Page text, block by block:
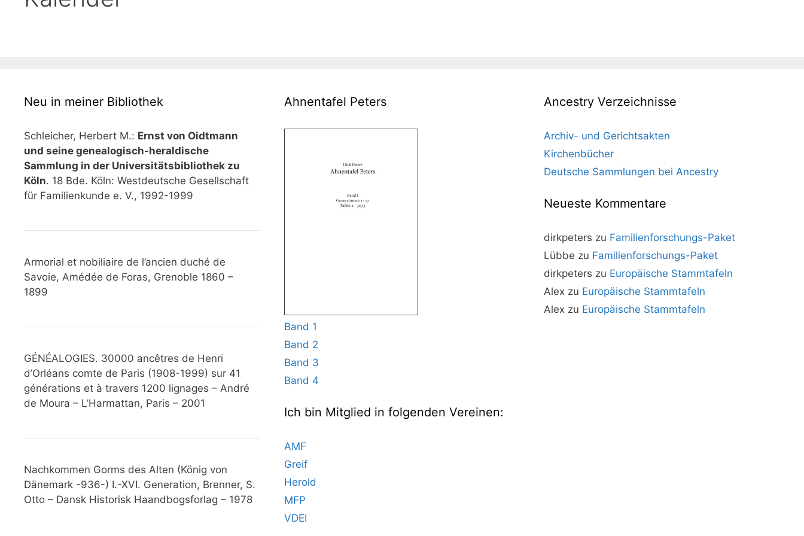
Neu in meiner Bibliothek
Schleicher, Herbert M.: Ernst von Oidtmann
und seine genealogisch-heraldische
Sammlung in der Universitätsbibliothek zu
Köln. 18 Bde. Köln: Westdeutsche Gesellschaft
für Familienkunde e. V., 1992-1999
Armorial et nobiliaire de l’ancien duché de
Savoie, Amédée de Foras, Grenoble 1860 –
1899
GÉNÉALOGIES. 30000 ancêtres de Henri
d’Orléans comte de Paris (1908-1999) sur 41
générations et à travers 1200 lignages – André
de Moura – L’Harmattan, Paris – 2001
Nachkommen Gorms des Alten (König von
Dänemark -936-) I.-XVI. Generation, Brenner, S.
Otto – Dansk Historisk Haandbogsforlag – 1978
Ahnentafel Peters
Band 1
Band 2
Band 3
Band 4
Ich bin Mitglied in folgenden Vereinen:
AMF
Greif
Herold
MFP
VDEI
Ancestry Verzeichnisse
Archiv- und Gerichtsakten
Kirchenbücher
Deutsche Sammlungen bei Ancestry
Neueste Kommentare
dirkpeters zu Familienforschungs-Paket
Lübbe zu Familienforschungs-Paket
dirkpeters zu Europäische Stammtafeln
Alex zu Europäische Stammtafeln
Alex zu Europäische Stammtafeln